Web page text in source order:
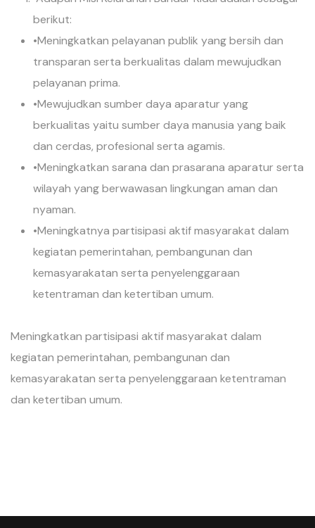
berikut:
•Meningkatkan pelayanan publik yang bersih dan
transparan serta berkualitas dalam mewujudkan
pelayanan prima.
•Mewujudkan sumber daya aparatur yang
berkualitas yaitu sumber daya manusia yang baik
dan cerdas, profesional serta agamis.
•Meningkatkan sarana dan prasarana aparatur serta
wilayah yang berwawasan lingkungan aman dan
nyaman.
•Meningkatnya partisipasi aktif masyarakat dalam
kegiatan pemerintahan, pembangunan dan
kemasyarakatan serta penyelenggaraan
ketentraman dan ketertiban umum.
Meningkatkan partisipasi aktif masyarakat dalam
kegiatan pemerintahan, pembangunan dan
kemasyarakatan serta penyelenggaraan ketentraman
dan ketertiban umum.